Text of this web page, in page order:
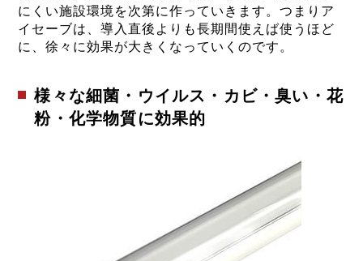
にくい施設環境を次第に作っていきます。つまりア
イセーブは、導入直後よりも長期間使えば使うほど
に、徐々に効果が大きくなっていくのです。
様々な細菌・ウイルス・カビ・臭い・花
粉・化学物質に効果的